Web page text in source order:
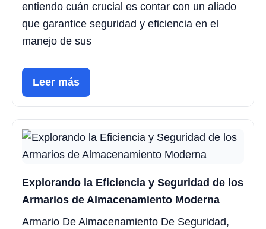
entiendo cuán crucial es contar con un aliado
que garantice seguridad y eficiencia en el
manejo de sus
Leer más
Explorando la Eficiencia y Seguridad de los
Armarios de Almacenamiento Moderna
Armario De Almacenamiento De Seguridad,